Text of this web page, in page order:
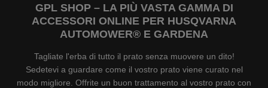
GPL SHOP – LA PIÙ VASTA GAMMA DI
ACCESSORI ONLINE PER HUSQVARNA
AUTOMOWER® E GARDENA
Tagliate l'erba di tutto il prato senza muovere un dito!
Sedetevi a guardare come il vostro prato viene curato nel
modo migliore. Offrite un buon trattamento al vostro prato con